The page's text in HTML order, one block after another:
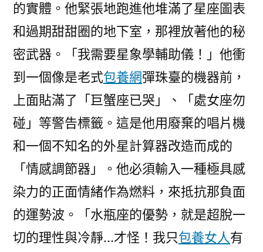
的實體。他緊張地跑進他堆滿了星座圖表
和過期甜甜圈的地下室，那裡放著他的秘
密武器。「我需要星象學輔助儀！」他衝
到一個像是老式包養網彈珠臺的機器前，
上面貼滿了「巨蟹座已哭」、「處女座勿
碰」等警告標籤。這是他用廢棄的唱片機
和一個不知名的外星計算器改造而成的
「情感調節器」。他必須輸入一種極具感
染力的正面情緒作為燃料，來抵抗那負面
的運勢波。「水瓶座的優勢，就是超脫一
切的理性與冷靜…才怪！我只包養女人有